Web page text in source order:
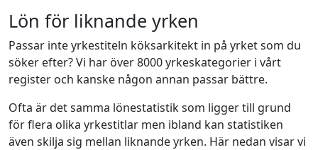
Lön för liknande yrken
Passar inte yrkestiteln köksarkitekt in på yrket som du
söker efter? Vi har över 8000 yrkeskategorier i vårt
register och kanske någon annan passar bättre.
Ofta är det samma lönestatistik som ligger till grund
för flera olika yrkestitlar men ibland kan statistiken
även skilja sig mellan liknande yrken. Här nedan visar vi